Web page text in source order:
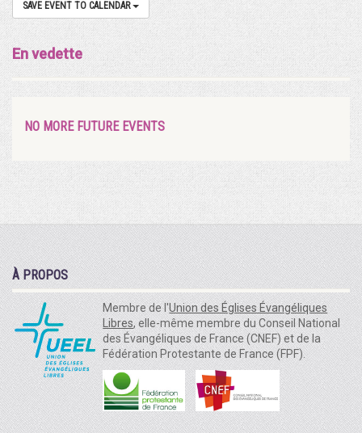
SAVE EVENT TO CALENDAR
En vedette
NO MORE FUTURE EVENTS
À PROPOS
Membre de l'Union des Églises Évangéliques
Libres, elle-même membre du Conseil National
des Évangéliques de France (CNEF) et de la
Fédération Protestante de France (FPF).